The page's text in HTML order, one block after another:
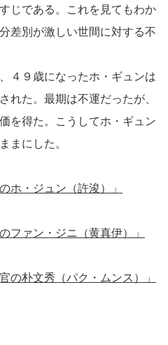
じである。これを見てもわか
差別が激しい世間に対する不
４９歳になったホ・ギュンは
れた。最期は不運だったが、
を得た。こうしてホ・ギュン
まにした。
ホ・ジュン（許浚）」
ファン・ジニ（黄真伊）」
の朴文秀（パク・ムンス）」